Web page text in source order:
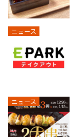
ニュース
ニュース